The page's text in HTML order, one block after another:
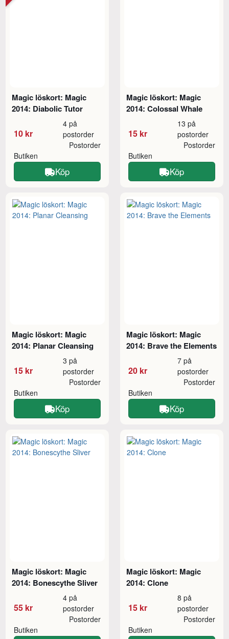
Magic löskort: Magic
2014: Diabolic Tutor
10 kr
4 på
postorder
Butiken
Postorder
Köp
Magic löskort: Magic
2014: Colossal Whale
15 kr
13 på
postorder
Butiken
Postorder
Köp
Magic löskort: Magic
2014: Planar Cleansing
15 kr
3 på
postorder
Butiken
Postorder
Köp
Magic löskort: Magic
2014: Brave the Elements
20 kr
7 på
postorder
Butiken
Postorder
Köp
Magic löskort: Magic
2014: Bonescythe Sliver
55 kr
4 på
postorder
Butiken
Postorder
Magic löskort: Magic
2014: Clone
15 kr
8 på
postorder
Butiken
Postorder